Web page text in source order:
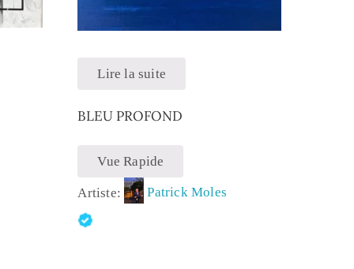
Lire la suite
BLEU PROFOND
Vue Rapide
Artiste: Patrick Moles